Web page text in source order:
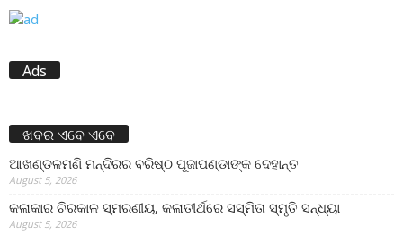
Ads
ଖବର ଏବେ ଏବେ
ଆଖଣ୍ଡଳମଣି ମନ୍ଦିରର ବରିଷ୍ଠ ପୂଜାପଣ୍ଡାଙ୍କ ଦେହାନ୍ତ
August 5, 2026
କଳାକାର ଚିରକାଳ ସ୍ମରଣୀୟ, କଳାତୀର୍ଥରେ ସସ୍ମିତା ସ୍ମୃତି ସନ୍ଧ୍ୟା
August 5, 2026